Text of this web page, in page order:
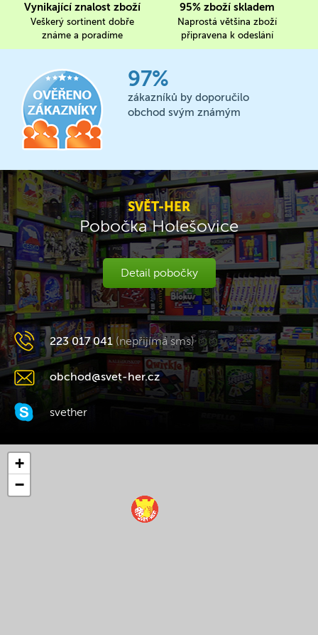
Vynikající znalost zboží
Veškerý sortinent dobře
známe a poradíme
95% zboží skladem
Naprostá většina zboží
připravena k odeslání
97%
zákazníků by doporučilo
obchod svým známým
SVĚT-HER
Pobočka Holešovice
Detail pobočky
223 017 041 (nepřijímá sms)
obchod@svet-her.cz
svether
+
−